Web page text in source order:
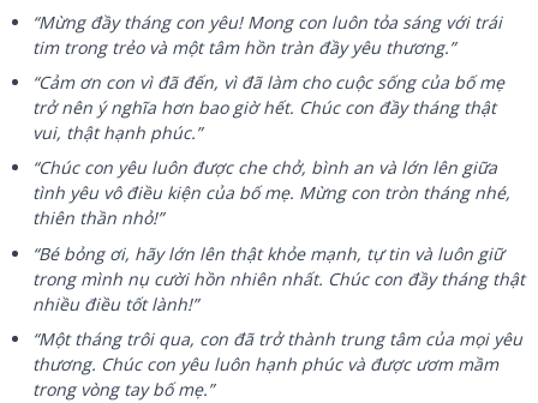
“Mừng đầy tháng con yêu! Mong con luôn tỏa sáng với trái
tim trong trẻo và một tâm hồn tràn đầy yêu thương.”
“Cảm ơn con vì đã đến, vì đã làm cho cuộc sống của bố mẹ
trở nên ý nghĩa hơn bao giờ hết. Chúc con đầy tháng thật
vui, thật hạnh phúc.”
“Chúc con yêu luôn được che chở, bình an và lớn lên giữa
tình yêu vô điều kiện của bố mẹ. Mừng con tròn tháng nhé,
thiên thần nhỏ!”
“Bé bỏng ơi, hãy lớn lên thật khỏe mạnh, tự tin và luôn giữ
trong mình nụ cười hồn nhiên nhất. Chúc con đầy tháng thật
nhiều điều tốt lành!”
“Một tháng trôi qua, con đã trở thành trung tâm của mọi yêu
thương. Chúc con yêu luôn hạnh phúc và được ươm mầm
trong vòng tay bố mẹ.”